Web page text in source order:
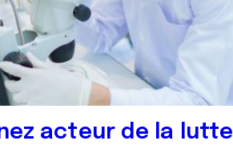
acteur de la lutte